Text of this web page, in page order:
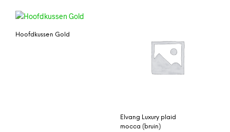
Hoofdkussen Gold
Elvang Luxury plaid
mocca (bruin)